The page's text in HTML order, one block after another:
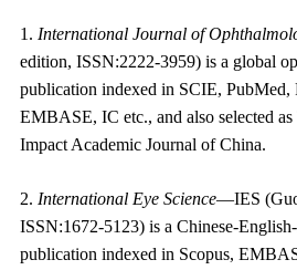
1. International Journal of
edition, ISSN:2222-3959) is a global
publication indexed in SCIE, PubMed,
EMBASE, IC etc., and also selected
Impact Academic Journal of China.
2. International Eye Science—IES
ISSN:1672-5123) is a Chinese-
publication indexed in Scopus,